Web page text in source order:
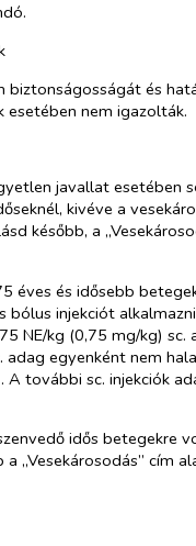
biztonságosságát és
esetében nem igazolták.
javallat esetében
kivéve a
később, a
éves és idősebb
bólus injekciót
NE/kg (0,75 mg/kg) sc.
adag egyenként nem
további sc. injekciók
idős betegekre
„Vesekárosodás” cím